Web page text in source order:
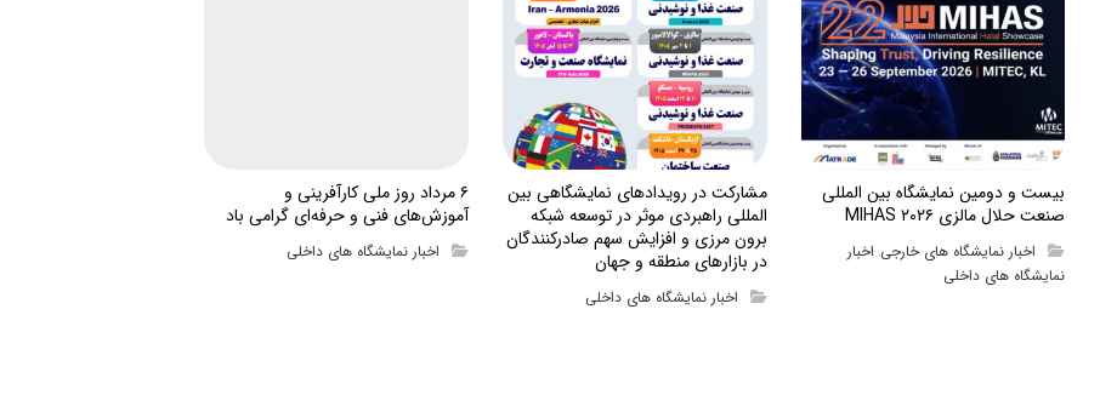
بیست و دومین نمایشگاه بین المللی
صنعت حلال مالزی MIHAS ۲۰۲۶
اخبار نمایشگاه های خارجی, اخبار
نمایشگاه های داخلی
مشارکت در رویدادهای نمایشگاهی بین
المللی راهبردی موثر در توسعه شبکه
برون مرزی و افزایش سهم صادرکنندگان
در بازارهای منطقه و جهان
اخبار نمایشگاه های داخلی
۶ مرداد روز ملی کارآفرینی و
آموزش‌های فنی و حرفه‌ای گرامی باد
اخبار نمایشگاه های داخلی